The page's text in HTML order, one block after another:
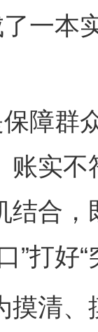
一本
障群
账实
结合
”打好
、